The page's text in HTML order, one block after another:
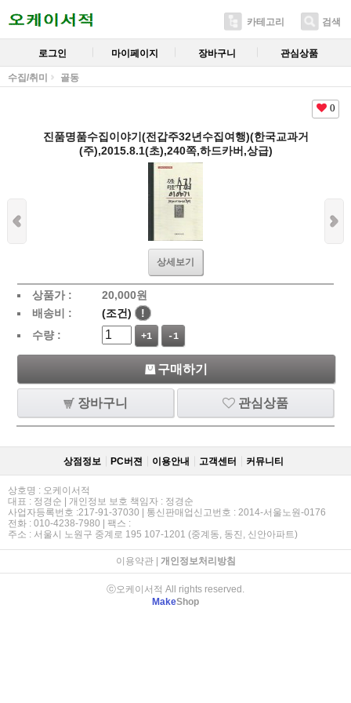
카테고리 검색
로그인 마이페이지 장바구니 관심상품
수집/취미 골동
0
진품명품수집이야기(전갑주32년수집여행)(한국교과거
(주),2015.8.1(초),240쪽,하드카버,상급)
상세보기
상품가 : 20,000원
배송비 :
(조건)
!
수량 :
+1 -1
구매하기
장바구니 관심상품
상점정보 PC버젼 이용안내 고객센터 커뮤니티
상호명 : 오케이서적
대표 : 정경순 | 개인정보 보호 책임자 : 정경순
사업자등록번호 :217-91-37030 | 통신판매업신고번호 : 2014-서울노원-0176
전화 : 010-4238-7980 | 팩스 :
주소 : 서울시 노원구 중계로 195 107-1201 (중계동, 동진, 신안아파트)
이용약관| 개인정보처리방침
ⓒ오케이서적 All rights reserved.
MakeShop